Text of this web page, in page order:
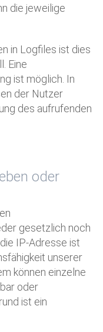
die jeweilige
in Logfiles ist dies
Eine
ist möglich. In
der Nutzer
des aufrufenden
oder
gesetzlich noch
IP-Adresse ist
unserer
können einzelne
oder
ist ein